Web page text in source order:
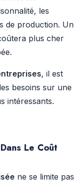
les
de production. Un
plus cher
, il est
besoins sur une
intéressants.
Le Coût
ne se limite pas